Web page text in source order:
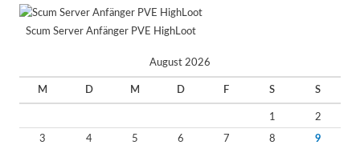
Scum Server Anfänger PVE HighLoot
August 2026
M D M D F S S
1 2
3 4 5 6 7 8 9